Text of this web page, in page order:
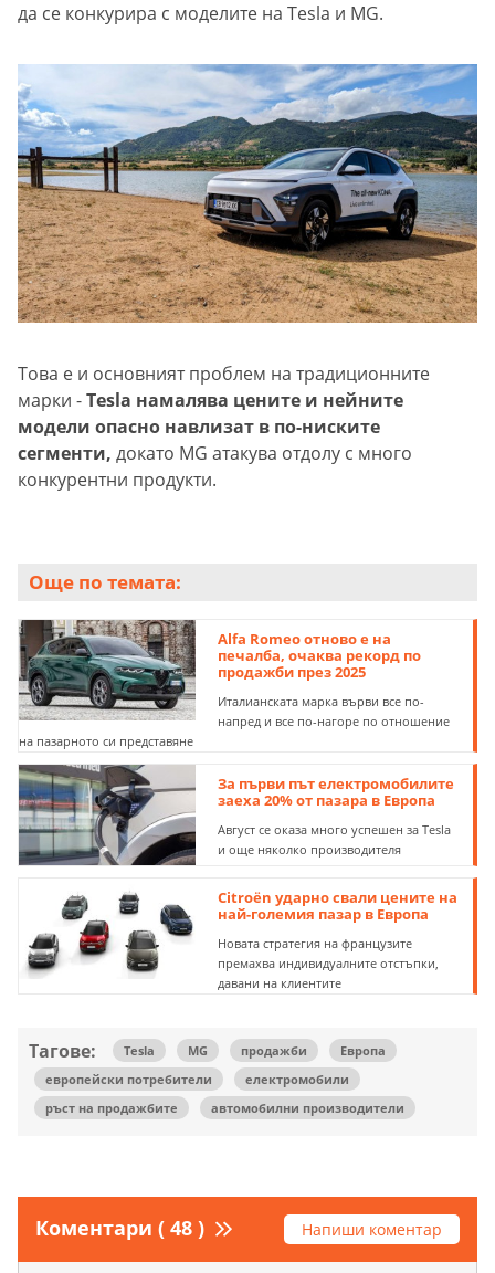
да се конкурира с моделите на Tesla и MG.
Това е и основният проблем на традиционните
марки -Tesla намалява цените и нейните
модели опасно навлизат в по-ниските
сегменти, докато MG атакува отдолу с много
конкурентни продукти.
Още по темата:
Alfa Romeo отново е на
печалба, очаква рекорд по
продажби през 2025
Италианската марка върви все по-
напред и все по-нагоре по отношение
на пазарното си представяне
За първи път електромобилите
заеха 20% от пазара в Европа
Август се оказа много успешен за Tesla
и още няколко производителя
Citroën ударно свали цените на
най-големия пазар в Европа
Новата стратегия на французите
премахва индивидуалните отстъпки,
давани на клиентите
Тагове: Tesla MG продажби
Европа
европейски потребители
електромобили
ръст на продажбите
автомобилни производители
Коментари ( 48 ) Напиши коментар